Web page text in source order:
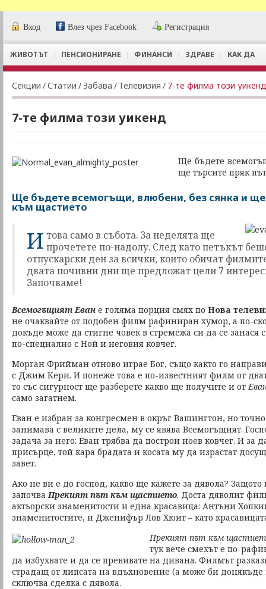
Вход Влез чрез Facebook Регистрация
ЖИВОТЪТ ПЕНСИОНИРАНЕ ФИНАНСИ ЗДРАВЕ КАК ДА
Секции /Статии / Забава / Телевизия / 7-те филма този уикенд
7-те филма този уикенд
Ще бъдете
ще търсите пряк
Ще бъдете всемогъщи, влюбени, без сянка и ще
към щастието
И това само в събота. За неделята ще
прочетете по-надолу. След като петъкът
отпускарски ден за всички, които обичат
двата почивни дни ще предложат цели 7
Започваме!
Всемогъщият Еван е голяма порция смях по Нова
не очаквайте от подобен филм рафиниран хумор, а по-
докъде може да стигне човек в стремежа си да се занася
по-специално с Ной и неговия ковчег.
Морган Фрийман отново играе Бог, също както го
с Джим Кери. И понеже това е по-известният филм от
то със сигурност ще разберете какво ще получите и от
само загатнем.
Еван е избран за конгресмен в окръг Вашингтон, но точно
занимава с великите дела, му се явява Всемогъщият.
задача за него: Еван трябва да построи ноев ковчег. И за
присърце, той кара брадата и косата му да израстат
завет.
Ако не ви е до господ, какво ще кажете за дявола?
започваПрекият път към щастието. Доста дяволит
актьорски знаменитости и една красавица: Антъни
знаменитостите, и Дженифър Лов Хюит – като
Прекият път към
тук вече смехът е по-
да избухвате и да се превивате на дивана. Филмът
страдащ от липсата на вдъхновение (а може би донякъде
сключва сделка с дявола.